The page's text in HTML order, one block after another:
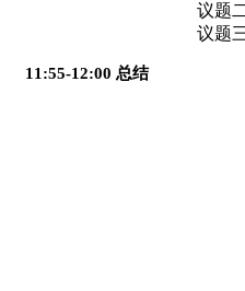
议题
议题
11:55-12:00 总结